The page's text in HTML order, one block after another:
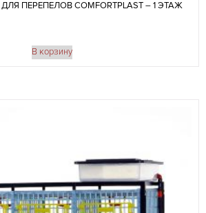
ПЕРЕПЕЛОВ COMFORTPLAST – 1 ЭТАЖ
В корзину